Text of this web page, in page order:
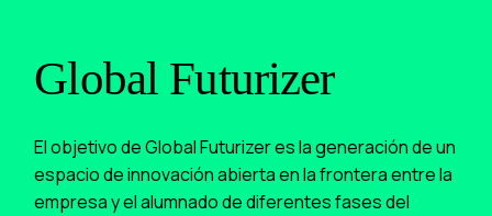
Global Futurizer
El objetivo de Global Futurizer es la generación de un
espacio de innovación abierta en la frontera entre la
empresa y el alumnado de diferentes fases del